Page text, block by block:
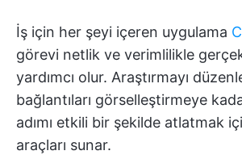
İş için her şeyi içeren uygulama
görevi netlik ve verimlilikle
yardımcı olur. Araştırmayı
bağlantıları görselleştirmeye
adımı etkili bir şekilde atlatmak
araçları sunar.